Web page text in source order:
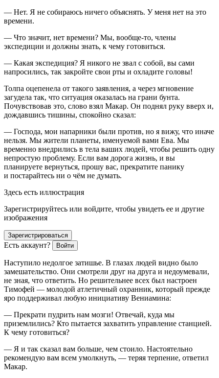
— Нет. Я не собираюсь ничего объяснять. У меня нет на это
времени.
— Что значит, нет времени? Мы, вообще-то, члены
экспедиции и должны знать, к чему готовиться.
— Какая экспедиция? Я никого не звал с собой, вы сами
напросились, так закройте свои рты и охладите головы!
Толпа оцепенела от такого заявления, а через мгновение
загудела так, что ситуация оказалась на грани бунта.
Почувствовав это, слово взял Макар. Он поднял руку вверх и,
дождавшись тишины, спокойно сказал:
— Господа, мои напарники были против, но я вижу, что иначе
нельзя. Мы жители планеты, именуемой вами Ева. Мы
временно внедрились в тела ваших людей, чтобы решить одну
непростую проблему. Если вам дорога жизнь, и вы
планируете вернуться, прошу вас, прекратите панику
и постарайтесь ни о чём не думать.
Здесь есть иллюстрация
Зарегистрируйтесь или войдите, чтобы увидеть ее и другие
изображения
Зарегистрироваться
Есть аккаунт? Войти
Наступило недолгое затишье. В глазах людей видно было
замешательство. Они смотрели друг на друга и недоумевали,
не зная, что ответить. Но решительнее всех был настроен
Тимофей — молодой атлетичный охранник, который прежде
яро поддерживал любую инициативу Вениамина:
— Прекрати пудрить нам мозги! Отвечай, куда мы
приземлились? Кто пытается захватить управление станцией.
К чему готовиться?
— Я и так сказал вам больше, чем стоило. Настоятельно
рекомендую вам всем умолкнуть, — теряя терпение, ответил
Макар.